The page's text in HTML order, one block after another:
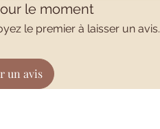
le moment
le premier à laisser un avis.
un avis